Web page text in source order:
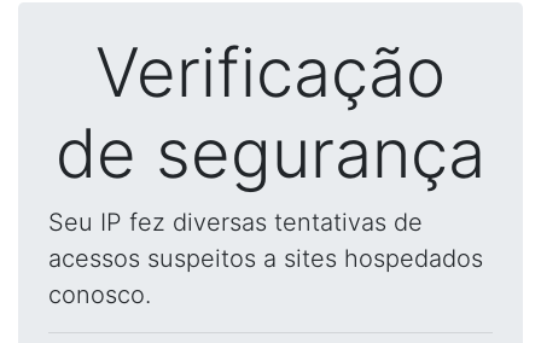
Verificação
de segurança
Seu IP fez diversas tentativas de
acessos suspeitos a sites hospedados
conosco.